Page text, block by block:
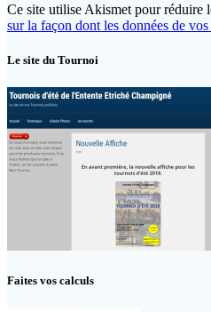
Ce site utilise Akismet pour réduire
sur la façon dont les données de
Le site du Tournoi
Faites vos calculs